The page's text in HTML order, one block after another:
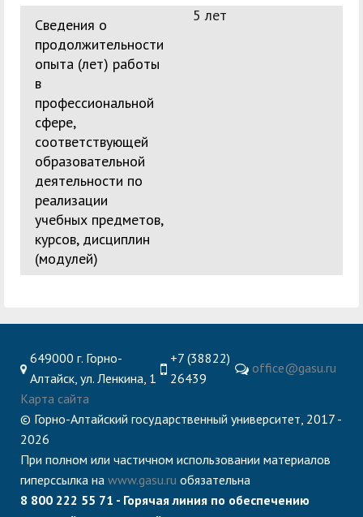
Сведения о
продолжительности
опыта (лет) работы
в
профессиональной
сфере,
соответствующей
образовательной
деятельности по
реализации
учебных предметов,
курсов, дисциплин
(модулей)
5 лет
649000 г. Горно-
Алтайск, ул. Ленкина, 1
+7 (38822)
26439
office@gasu.ru
Карта сайта
© Горно-Алтайский государственный университет, 2017 -
2026
При полном или частичном использовании материалов
гиперссылка на www.gasu.ru обязательна
8 800 222 55 71 - Горячая линия по обеспечению